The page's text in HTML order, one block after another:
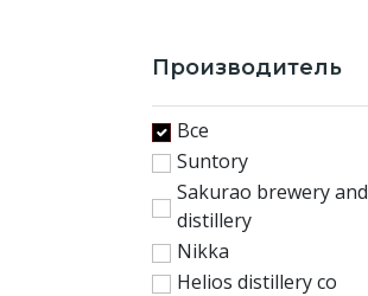
Производитель
Все
Suntory
Sakurao brewery and
distillery
Nikka
Helios distillery co